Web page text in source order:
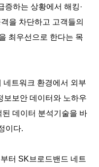
증하는 상황에서 해킹·
을 차단하고 고객들의
최우선으로 한다는 목
네트워크 환경에서 외부
보보안 데이터와 노하우
데이터 분석기술을 바
이다.
터 SK 브로드밴드 네트